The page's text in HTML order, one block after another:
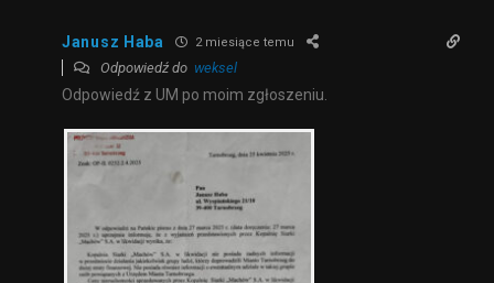
Janusz Haba 2 miesiące temu
Odpowiedź do weksel
Odpowiedź z UM po moim zgłoszeniu.